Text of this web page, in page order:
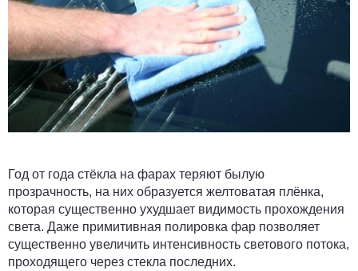
Год от года стёкла на фарах теряют былую
прозрачность, на них образуется желтоватая плёнка,
которая существенно ухудшает видимость прохождения
света. Даже примитивная полировка фар позволяет
существенно увеличить интенсивность светового потока,
проходящего через стекла последних.